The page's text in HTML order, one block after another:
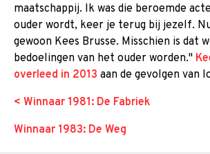
maatschappij. Ik was die beroemde
ouder wordt, keer je terug bij jezelf.
gewoon Kees Brusse. Misschien is dat
bedoelingen van het ouder worden."
overleed in 2013 aan de gevolgen van
< Winnaar 1981: De Fabriek
Winnaar 1983: De Weg